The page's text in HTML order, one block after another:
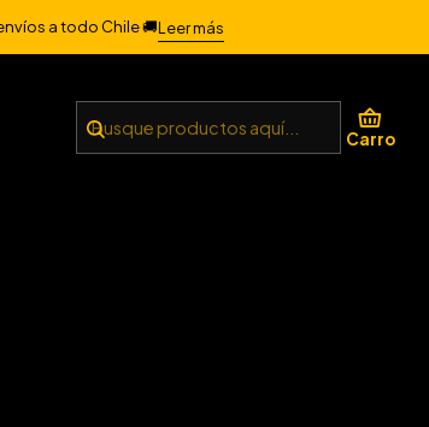
Carro
a todo Chile 🚚Leer más
Filtros